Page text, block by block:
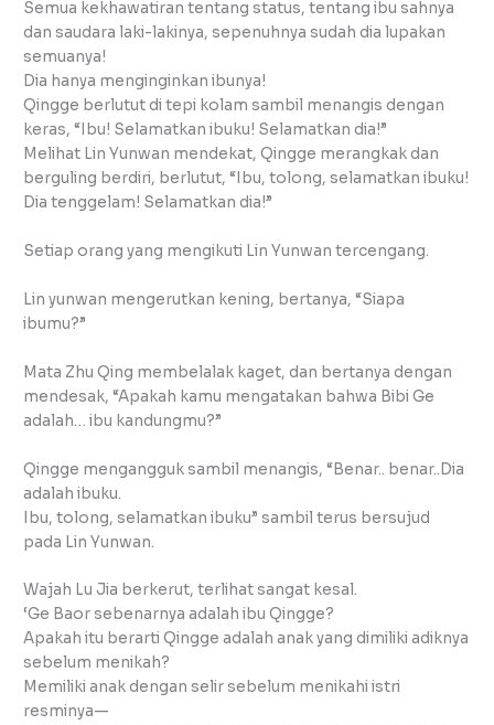
Semua kekhawatiran tentang status, tentang ibu sahnya
dan saudara laki-lakinya, sepenuhnya sudah dia lupakan
semuanya!
Dia hanya menginginkan ibunya!
Qingge berlutut di tepi kolam sambil menangis dengan
keras, “Ibu! Selamatkan ibuku! Selamatkan dia!”
Melihat Lin Yunwan mendekat, Qingge merangkak dan
berguling berdiri, berlutut, “Ibu, tolong, selamatkan ibuku!
Dia tenggelam! Selamatkan dia!”
Setiap orang yang mengikuti Lin Yunwan tercengang.
Lin yunwan mengerutkan kening, bertanya, “Siapa
ibumu?”
Mata Zhu Qing membelalak kaget, dan bertanya dengan
mendesak, “Apakah kamu mengatakan bahwa Bibi Ge
adalah… ibu kandungmu?”
Qingge mengangguk sambil menangis, “Benar.. benar..Dia
adalah ibuku.
Ibu, tolong, selamatkan ibuku” sambil terus bersujud
pada Lin Yunwan.
Wajah Lu Jia berkerut, terlihat sangat kesal.
‘Ge Baor sebenarnya adalah ibu Qingge?
Apakah itu berarti Qingge adalah anak yang dimiliki adiknya
sebelum menikah?
Memiliki anak dengan selir sebelum menikahi istri
resminya—